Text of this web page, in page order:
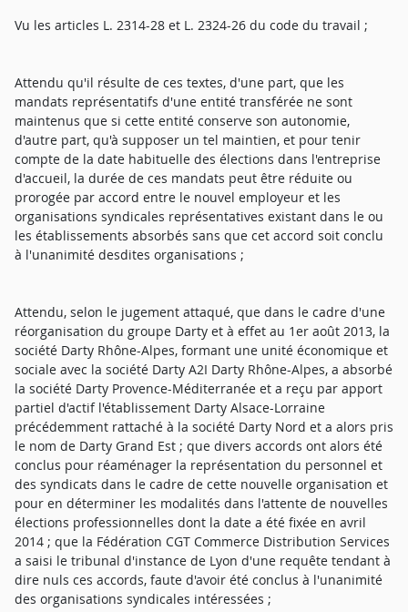
Vu les articles L. 2314-28 et L. 2324-26 du code du travail ;
Attendu qu'il résulte de ces textes, d'une part, que les
mandats représentatifs d'une entité transférée ne sont
maintenus que si cette entité conserve son autonomie,
d'autre part, qu'à supposer un tel maintien, et pour tenir
compte de la date habituelle des élections dans l'entreprise
d'accueil, la durée de ces mandats peut être réduite ou
prorogée par accord entre le nouvel employeur et les
organisations syndicales représentatives existant dans le ou
les établissements absorbés sans que cet accord soit conclu
à l'unanimité desdites organisations ;
Attendu, selon le jugement attaqué, que dans le cadre d'une
réorganisation du groupe Darty et à effet au 1er août 2013, la
société Darty Rhône-Alpes, formant une unité économique et
sociale avec la société Darty A2I Darty Rhône-Alpes, a absorbé
la société Darty Provence-Méditerranée et a reçu par apport
partiel d'actif l'établissement Darty Alsace-Lorraine
précédemment rattaché à la société Darty Nord et a alors pris
le nom de Darty Grand Est ; que divers accords ont alors été
conclus pour réaménager la représentation du personnel et
des syndicats dans le cadre de cette nouvelle organisation et
pour en déterminer les modalités dans l'attente de nouvelles
élections professionnelles dont la date a été fixée en avril
2014 ; que la Fédération CGT Commerce Distribution Services
a saisi le tribunal d'instance de Lyon d'une requête tendant à
dire nuls ces accords, faute d'avoir été conclus à l'unanimité
des organisations syndicales intéressées ;